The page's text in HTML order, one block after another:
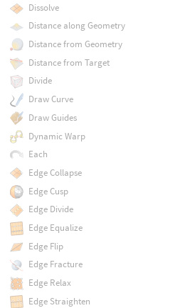
Dissolve
Distance along Geometry
Distance from Geometry
Distance from Target
Divide
Draw Curve
Draw Guides
Dynamic Warp
Each
Edge Collapse
Edge Cusp
Edge Divide
Edge Equalize
Edge Flip
Edge Fracture
Edge Relax
Edge Straighten